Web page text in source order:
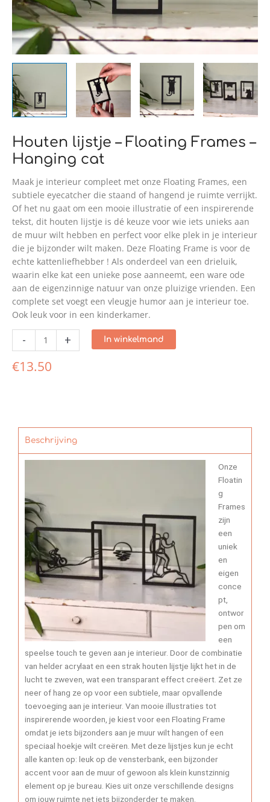
Houten lijstje – Floating Frames –
Hanging cat
Maak je interieur compleet met onze Floating Frames, een
subtiele eyecatcher die staand of hangend je ruimte verrijkt.
Of het nu gaat om een mooie illustratie of een inspirerende
tekst, dit houten lijstje is dé keuze voor wie iets unieks aan
de muur wilt hebben en perfect voor elke plek in je interieur
die je bijzonder wilt maken. Deze Floating Frame is voor de
echte kattenliefhebber ! Als onderdeel van een drieluik,
waarin elke kat een unieke pose aanneemt, een ware ode
aan de eigenzinnige natuur van onze pluizige vrienden. Een
complete set voegt een vleugje humor aan je interieur toe.
Ook leuk voor in een kinderkamer.
- + In winkelmand
€13.50
Beschrijving
Onze
Floatin
g
Frames
zijn
een
uniek
en
eigen
conce
pt,
ontwor
pen om
een
speelse touch te geven aan je interieur. Door de combinatie
van helder acrylaat en een strak houten lijstje lijkt het in de
lucht te zweven, wat een transparant effect creëert. Zet ze
neer of hang ze op voor een subtiele, maar opvallende
toevoeging aan je interieur. Van mooie illustraties tot
inspirerende woorden, je kiest voor een Floating Frame
omdat je iets bijzonders aan je muur wilt hangen of een
speciaal hoekje wilt creëren. Met deze lijstjes kun je echt
alle kanten op: leuk op de vensterbank, een bijzonder
accent voor aan de muur of gewoon als klein kunstzinnig
element op je bureau. Kies uit onze verschillende designs
om jouw ruimte net iets bijzonderder te maken.